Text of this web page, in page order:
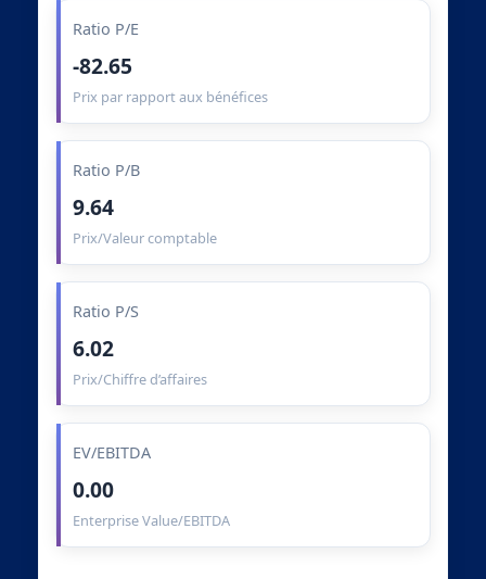
Ratio P/E
-82.65
Prix par rapport aux bénéfices
Ratio P/B
9.64
Prix/Valeur comptable
Ratio P/S
6.02
Prix/Chiffre d’affaires
EV/EBITDA
0.00
Enterprise Value/EBITDA